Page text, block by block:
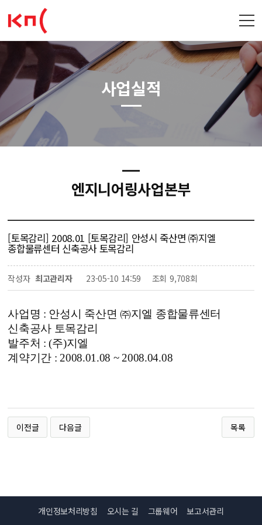
사업실적
엔지니어링사업본부
[토목감리] 2008.01 [토목감리] 안성시 죽산면 ㈜지엘
종합물류센터 신축공사 토목감리
작성자 최고관리자 23-05-10 14:59 조회 9,708회
사업명 : 안성시 죽산면 ㈜지엘 종합물류센터
신축공사 토목감리
발주처 : (주)지엘
계약기간 : 2008.01.08 ~ 2008.04.08
이전글 다음글 목록
개인정보처리방침 오시는 길 그룹웨어 보고서관리